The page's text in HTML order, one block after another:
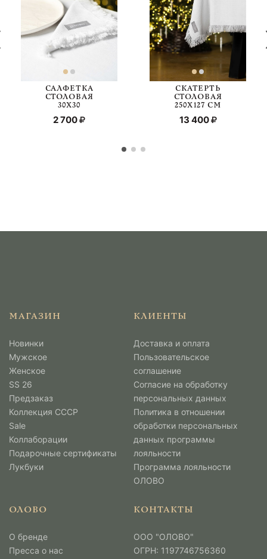
САЛФЕТКА
СТОЛОВАЯ
30Х30
2 700
СКАТЕРТЬ
СТОЛОВАЯ
250Х127 СМ
13 400
МАГАЗИН
Новинки
Мужcкое
Женское
SS 26
Предзаказ
Коллекция СССР
Sale
Коллаборации
Подарочные сертификаты
Лукбуки
КЛИЕНТЫ
Доставка и оплата
Пользовательское
соглашение
Согласие на обработку
персональных данных
Политика в отношении
обработки персональных
данных программы
лояльности
Программа лояльности
ОЛОВО
ОЛОВО
О бренде
Пресса о нас
КОНТАКТЫ
ООО "ОЛОВО"
ОГРН: 1197746756360